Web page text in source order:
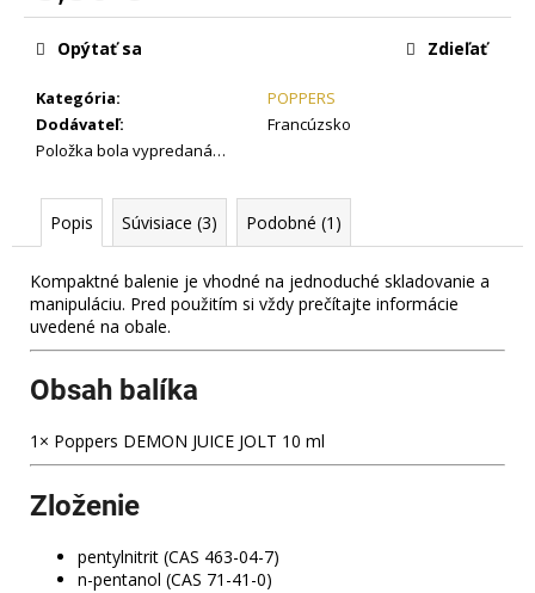
Jednotková
Kategória:
POPPERS
Dodávateľ:
Francúzsko
Položka bola vypredaná…
Opýtať sa Zdieľať
Popis Súvisiace (3) Podobné (1)
Kompaktné balenie je vhodné na jednoduché skladovanie a
manipuláciu. Pred použitím si vždy prečítajte informácie
uvedené na obale.
Obsah balíka
1× Poppers DEMON JUICE JOLT 10 ml
Zloženie
pentylnitrit (CAS 463-04-7)
n-pentanol (CAS 71-41-0)
m
e
POPPERS
SPUNK
POWER
AMYL
24
ML
€
Pôvodne:
€